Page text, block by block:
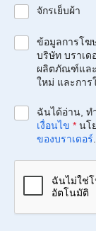
จักรเย็บผ้า
ข้อมูลการโฆ
บริษัท บราเด
ผลิตภัณฑ์แล
ใหม่ และการ
ฉันได้อ่าน, ท
เงื่อนไข * นโ
ของบราเดอร์